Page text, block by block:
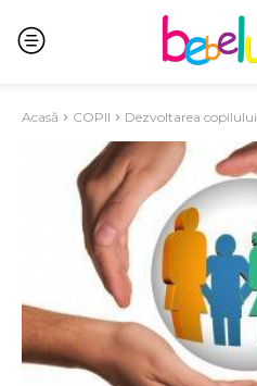
Acasă COPII Dezvoltarea copilului